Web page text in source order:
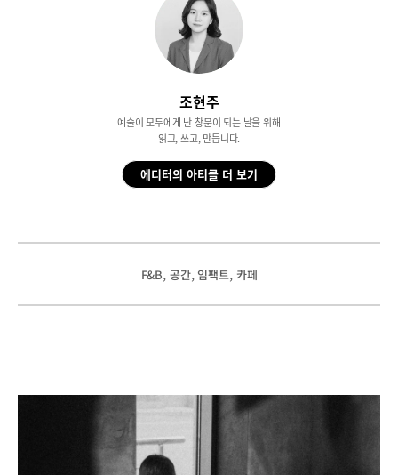
조현주
예술이 모두에게 난 창문이 되는 날을 위해
읽고, 쓰고, 만듭니다.
에디터의 아티클 더 보기
F&B, 공간, 임팩트, 카페